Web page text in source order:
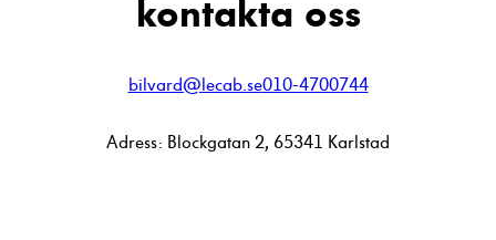
kontakta oss
bilvard@lecab.se010-4700744
Adress: Blockgatan 2, 65341 Karlstad